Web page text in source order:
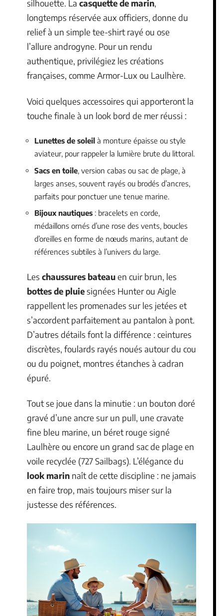
silhouette. La casquette de marin,
longtemps réservée aux officiers, donne du
relief à un simple tee-shirt rayé ou ose
l’allure androgyne. Pour un rendu
authentique, privilégiez les créations
françaises, comme Armor-Lux ou Laulhère.
Voici quelques accessoires qui apporteront la
touche finale à un look bord de mer réussi :
Lunettes de soleil à monture épaisse ou style
aviateur, pour rappeler la lumière brute du littoral.
Sacs en toile , version cabas ou sac de plage, à
larges anses, souvent rayés ou brodés d’ancres,
parfaits pour ponctuer une tenue marine.
Bijoux nautiques : bracelets en corde,
médaillons ornés d’une rose des vents, boucles
d’oreilles en forme de nœuds marins, autant de
références subtiles à l’univers du large.
Les chaussures bateauen cuir brun, les
bottes de pluiesignées Hunter ou Aigle
rappellent les promenades sur les jetées et
s’accordent parfaitement au pantalon à pont.
D’autres détails font la différence : ceintures
discrètes, foulards rayés noués autour du cou
ou du poignet, montres étanches à cadran
épuré.
Tout se joue dans la minutie : un bouton doré
gravé d’une ancre sur un pull, une cravate
fine bleu marine, un béret rouge signé
Laulhère ou encore un grand sac de plage en
voile recyclée (727 Sailbags). L’élégance du
look marin naît de cette discipline : ne jamais
en faire trop, mais toujours miser sur la
justesse des références.